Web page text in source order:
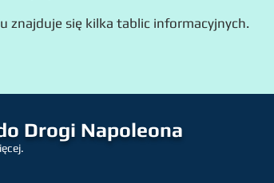
znajduje się kilka tablic informacyjnych.
Drogi Napoleona